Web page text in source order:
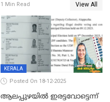
കോടി രൂപ
1 Min Read View All
KERALA
Posted On 18-12-2025
ആലപ്പുഴയിൽ ഇരട്ടവോട്ടെന്ന്